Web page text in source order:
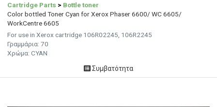
Cartridge Parts > Bottle toner
Color bottled Toner Cyan for Xerox Phaser 6600/ WC 6605/
WorkCentre 6605
For use in Xerox cartridge 106R02245, 106R2245
Γραμμάρια: 70
Χρώμα: CYAN
Συμβατότητα